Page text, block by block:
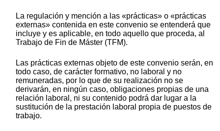
La regulación y mención a las «prácticas» o «prácticas
externas» contenida en este convenio se entenderá que
incluye y es aplicable, en todo aquello que proceda, al
Trabajo de Fin de Máster (TFM).
Las prácticas externas objeto de este convenio serán, en
todo caso, de carácter formativo, no laboral y no
remuneradas, por lo que de su realización no se
derivarán, en ningún caso, obligaciones propias de una
relación laboral, ni su contenido podrá dar lugar a la
sustitución de la prestación laboral propia de puestos de
trabajo.